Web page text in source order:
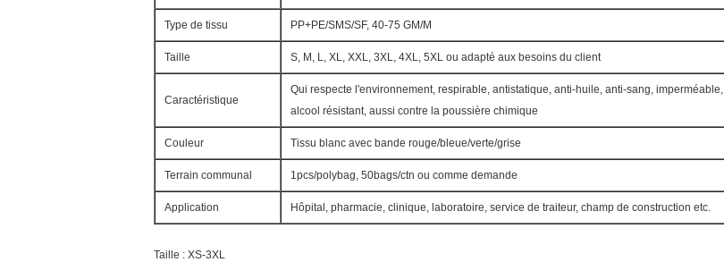
Type de tissu PP+PE/SMS/SF, 40-75 GM/M
Taille S, M, L, XL, XXL, 3XL, 4XL, 5XL ou adapté aux besoins du client
Caractéristique
Qui respecte l'environnement, respirable, antistatique, anti-huile, anti-sang, imperméable,
alcool résistant, aussi contre la poussière chimique
Couleur Tissu blanc avec bande rouge/bleue/verte/grise
Terrain communal 1pcs/polybag, 50bags/ctn ou comme demande
Application Hôpital, pharmacie, clinique, laboratoire, service de traiteur, champ de construction etc.
Taille : XS-3XL